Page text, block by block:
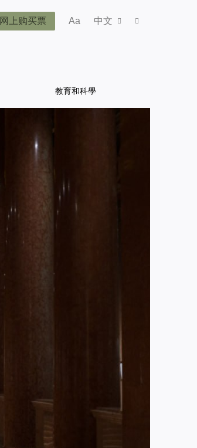
网上购买票 Aa 中文
教育和科學